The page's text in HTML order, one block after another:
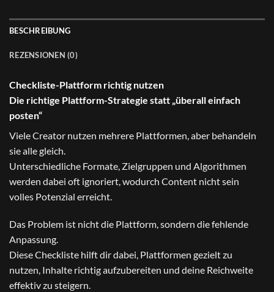
BESCHREIBUNG
REZENSIONEN (0)
Checkliste-Plattform richtig nutzen
Die richtige Plattform-Strategie statt „überall einfach
posten“
Viele Creator nutzen mehrere Plattformen, aber behandeln
sie alle gleich.
Unterschiedliche Formate, Zielgruppen und Algorithmen
werden dabei oft ignoriert, wodurch Content nicht sein
volles Potenzial erreicht.
Das Problem ist nicht die Plattform, sondern die fehlende
Anpassung.
Diese Checkliste hilft dir dabei, Plattformen gezielt zu
nutzen, Inhalte richtig aufzubereiten und deine Reichweite
effektiv zu steigern.